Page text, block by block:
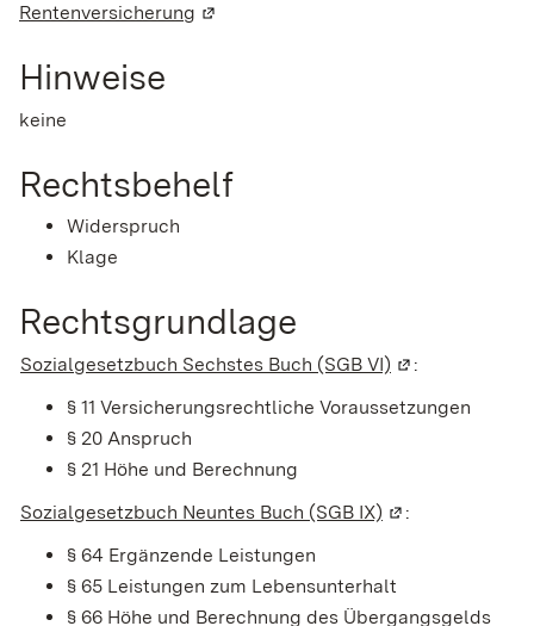
Rentenversicherung (Wird in einem neuen Fenster
Hinweise
keine
Rechtsbehelf
Widerspruch
Klage
Rechtsgrundlage
Sozialgesetzbuch Sechstes Buch (SGB VI) (Wird in einem
:
§ 11 Versicherungsrechtliche Voraussetzungen
§ 20 Anspruch
§ 21 Höhe und Berechnung
Sozialgesetzbuch Neuntes Buch (SGB IX) (Wird in einem
:
§ 64 Ergänzende Leistungen
§ 65 Leistungen zum Lebensunterhalt
§ 66 Höhe und Berechnung des Übergangsgelds